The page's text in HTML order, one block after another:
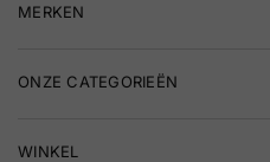
MERKEN
ONZE CATEGORIEËN
WINKEL